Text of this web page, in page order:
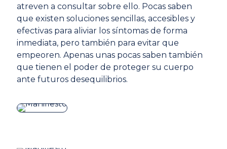
atreven a consultar sobre ello. Pocas saben
que existen soluciones sencillas, accesibles y
efectivas para aliviar los síntomas de forma
inmediata, pero también para evitar que
empeoren. Apenas unas pocas saben también
que tienen el poder de proteger su cuerpo
ante futuros desequilibrios.